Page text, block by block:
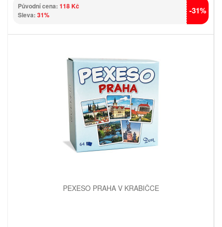
Původní cena: 118 Kč
Sleva: 31% -31%
PEXESO PRAHA V KRABIČCE